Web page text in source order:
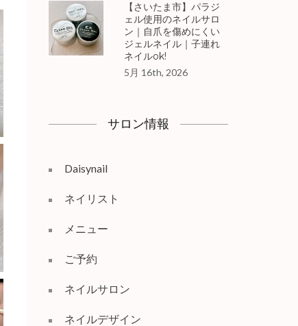
【さいたま市】パラジ
ェル使用のネイルサロ
ン｜自爪を傷めにくい
ジェルネイル｜子連れ
ネイルok!
5月 16th, 2026
サロン情報
Daisynail
ネイリスト
メニュー
ご予約
ネイルサロン
ネイルデザイン